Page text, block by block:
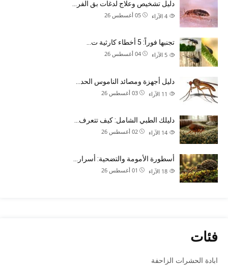
دليل تشخيص وعلاج لدغات بق الفر…
05 أغسطس 26 الآراء
تجنبها فوراً: 5 أخطاء كارثية ت…
04 أغسطس 26 الآراء
دليل أجهزة ومصائد الناموس الحد…
03 أغسطس 26 الآراء
دليلك الطبي الشامل: كيف تتعرف…
02 أغسطس 26 الآراء
أسطورة الأمومة والتضحية: أسرار…
01 أغسطس 26 الآراء
فئات
ابادة الحشرات الزاحفة